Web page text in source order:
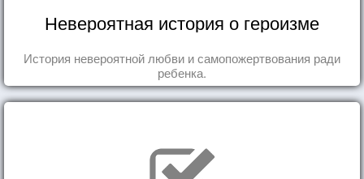
Невероятная история о героизме
История невероятной любви и самопожертвования ради
ребенка.